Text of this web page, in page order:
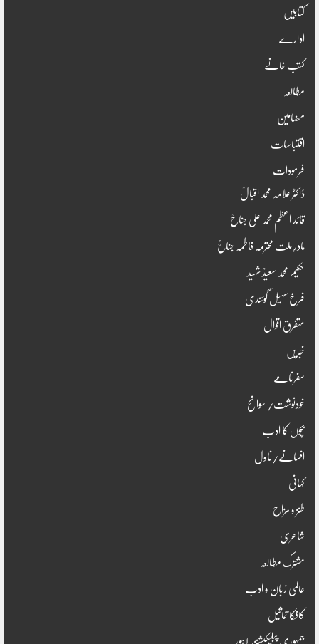
کتابیں
ادارے
کتب خانے
مطالعہ
مضامین
اقتباسات
فرمودات
ڈاکٹر علامہ محمد اقبالؒ
قائد اعظم محمد علی جناحؒ
مادرِ ملت محترمہ فاطمہ جناحؒ
حکیم محمد سعیدؒ شہید
فرخ سہیل گوئندی
متفرق اقوال
خبریں
سفرنامے
خودنوشت/ سوانح
بچوں کا ادب
افسانے/ناول
کہانی
طنز و مزاح
شاعری
مشترک مطالعہ
عالمی زبان و ادب
کافکا تماثیل
جُمہوری پبلیکیشنز، لاہور